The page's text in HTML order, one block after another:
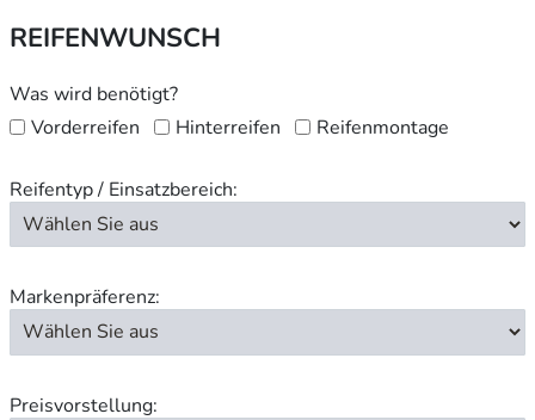
REIFENWUNSCH
Was wird benötigt?
Vorderreifen
Hinterreifen Reifenmontage
Reifentyp / Einsatzbereich:
Markenpräferenz:
Preisvorstellung: